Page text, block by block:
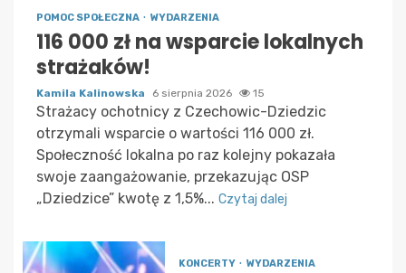
POMOC SPOŁECZNA WYDARZENIA
116 000 zł na wsparcie lokalnych
strażaków!
Kamila Kalinowska 6 sierpnia 2026 15
Strażacy ochotnicy z Czechowic-Dziedzic
otrzymali wsparcie o wartości 116 000 zł.
Społeczność lokalna po raz kolejny pokazała
swoje zaangażowanie, przekazując OSP
„Dziedzice” kwotę z 1,5%... Czytaj dalej
KONCERTY WYDARZENIA